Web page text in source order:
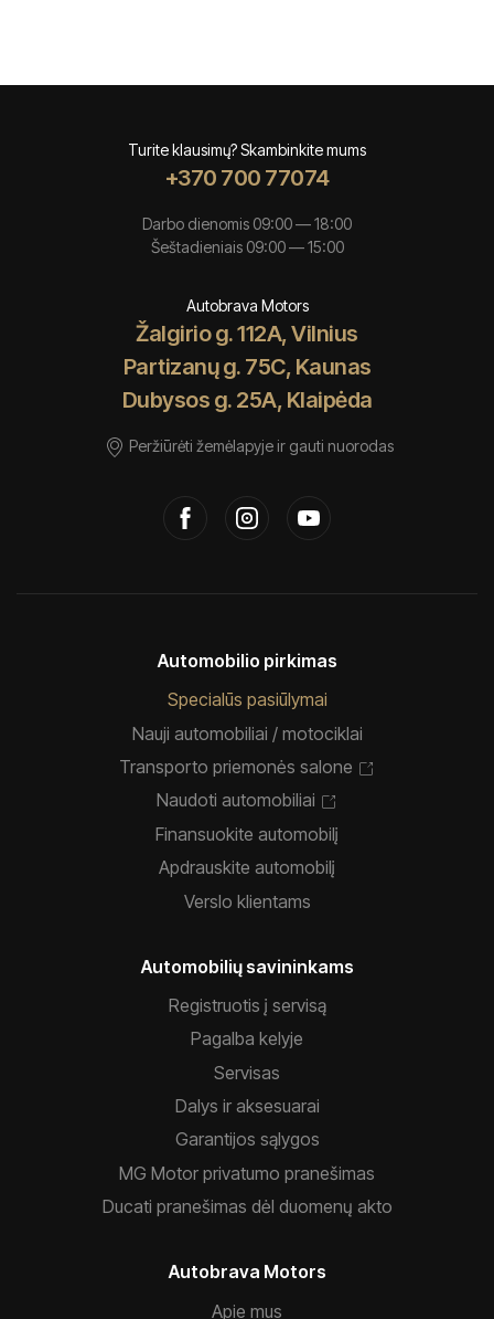
Turite klausimų? Skambinkite mums
+370 700 77074
Darbo dienomis 09:00 — 18:00
Šeštadieniais 09:00 — 15:00
Autobrava Motors
Žalgirio g. 112A, Vilnius
Partizanų g. 75C, Kaunas
Dubysos g. 25A, Klaipėda
Peržiūrėti žemėlapyje ir gauti nuorodas
Automobilio pirkimas
Specialūs pasiūlymai
Nauji automobiliai / motociklai
Transporto priemonės salone
Naudoti automobiliai
Finansuokite automobilį
Apdrauskite automobilį
Verslo klientams
Automobilių savininkams
Registruotis į servisą
Pagalba kelyje
Servisas
Dalys ir aksesuarai
Garantijos sąlygos
MG Motor privatumo pranešimas
Ducati pranešimas dėl duomenų akto
Autobrava Motors
Apie mus